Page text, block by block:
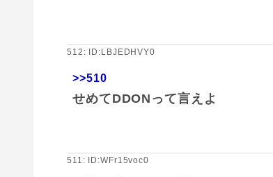
512: ID:LBJEDHVY0
>>510
せめてDDONって言えよ
511: ID:WFr15voc0